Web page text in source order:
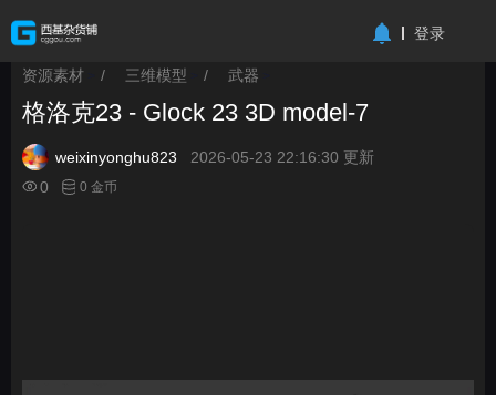
登录
资源素材 / 三维模型 / 武器
格洛克23 - Glock 23 3D model-7
weixinyonghu823
2026-05-23 22:16:30 更新
0
0 金币